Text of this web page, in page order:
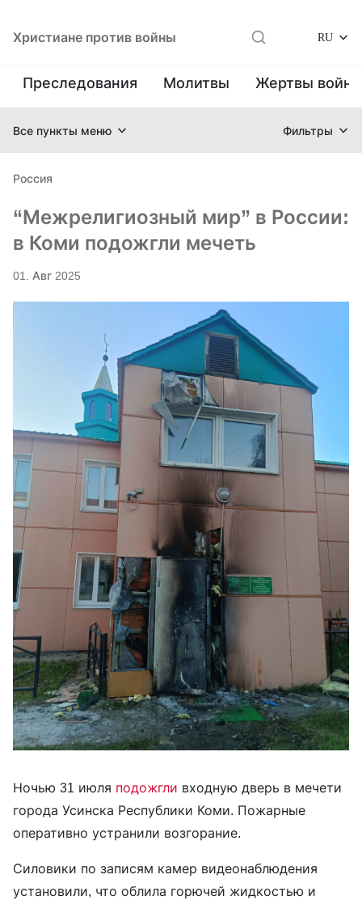
Христиане против войны RU
Преследования Молитвы Жертвы
Все пункты меню Фильтры
Россия
“Межрелигиозный мир” в России:
в Коми подожгли мечеть
01. Авг 2025
Ночью 31 июля подожгли входную дверь в мечети
города Усинска Республики Коми. Пожарные
оперативно устранили возгорание.
Силовики по записям камер видеонаблюдения
установили, что облила горючей жидкостью и